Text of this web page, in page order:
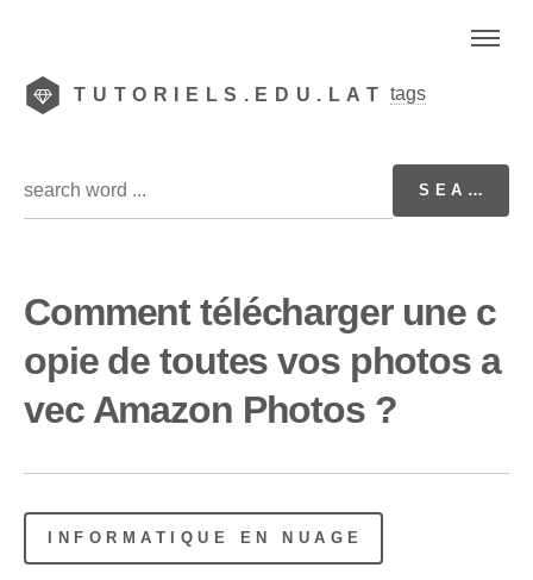
TUTORIELS.EDU.LAT tags
Comment télécharger une c
opie de toutes vos photos a
vec Amazon Photos ?
INFORMATIQUE EN NUAGE